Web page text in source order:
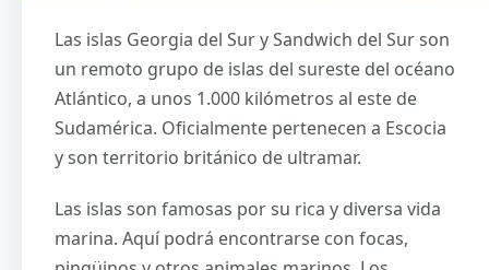
Las islas Georgia del Sur y Sandwich del Sur son
un remoto grupo de islas del sureste del océano
Atlántico, a unos 1.000 kilómetros al este de
Sudamérica. Oficialmente pertenecen a Escocia
y son territorio británico de ultramar.
Las islas son famosas por su rica y diversa vida
marina. Aquí podrá encontrarse con focas,